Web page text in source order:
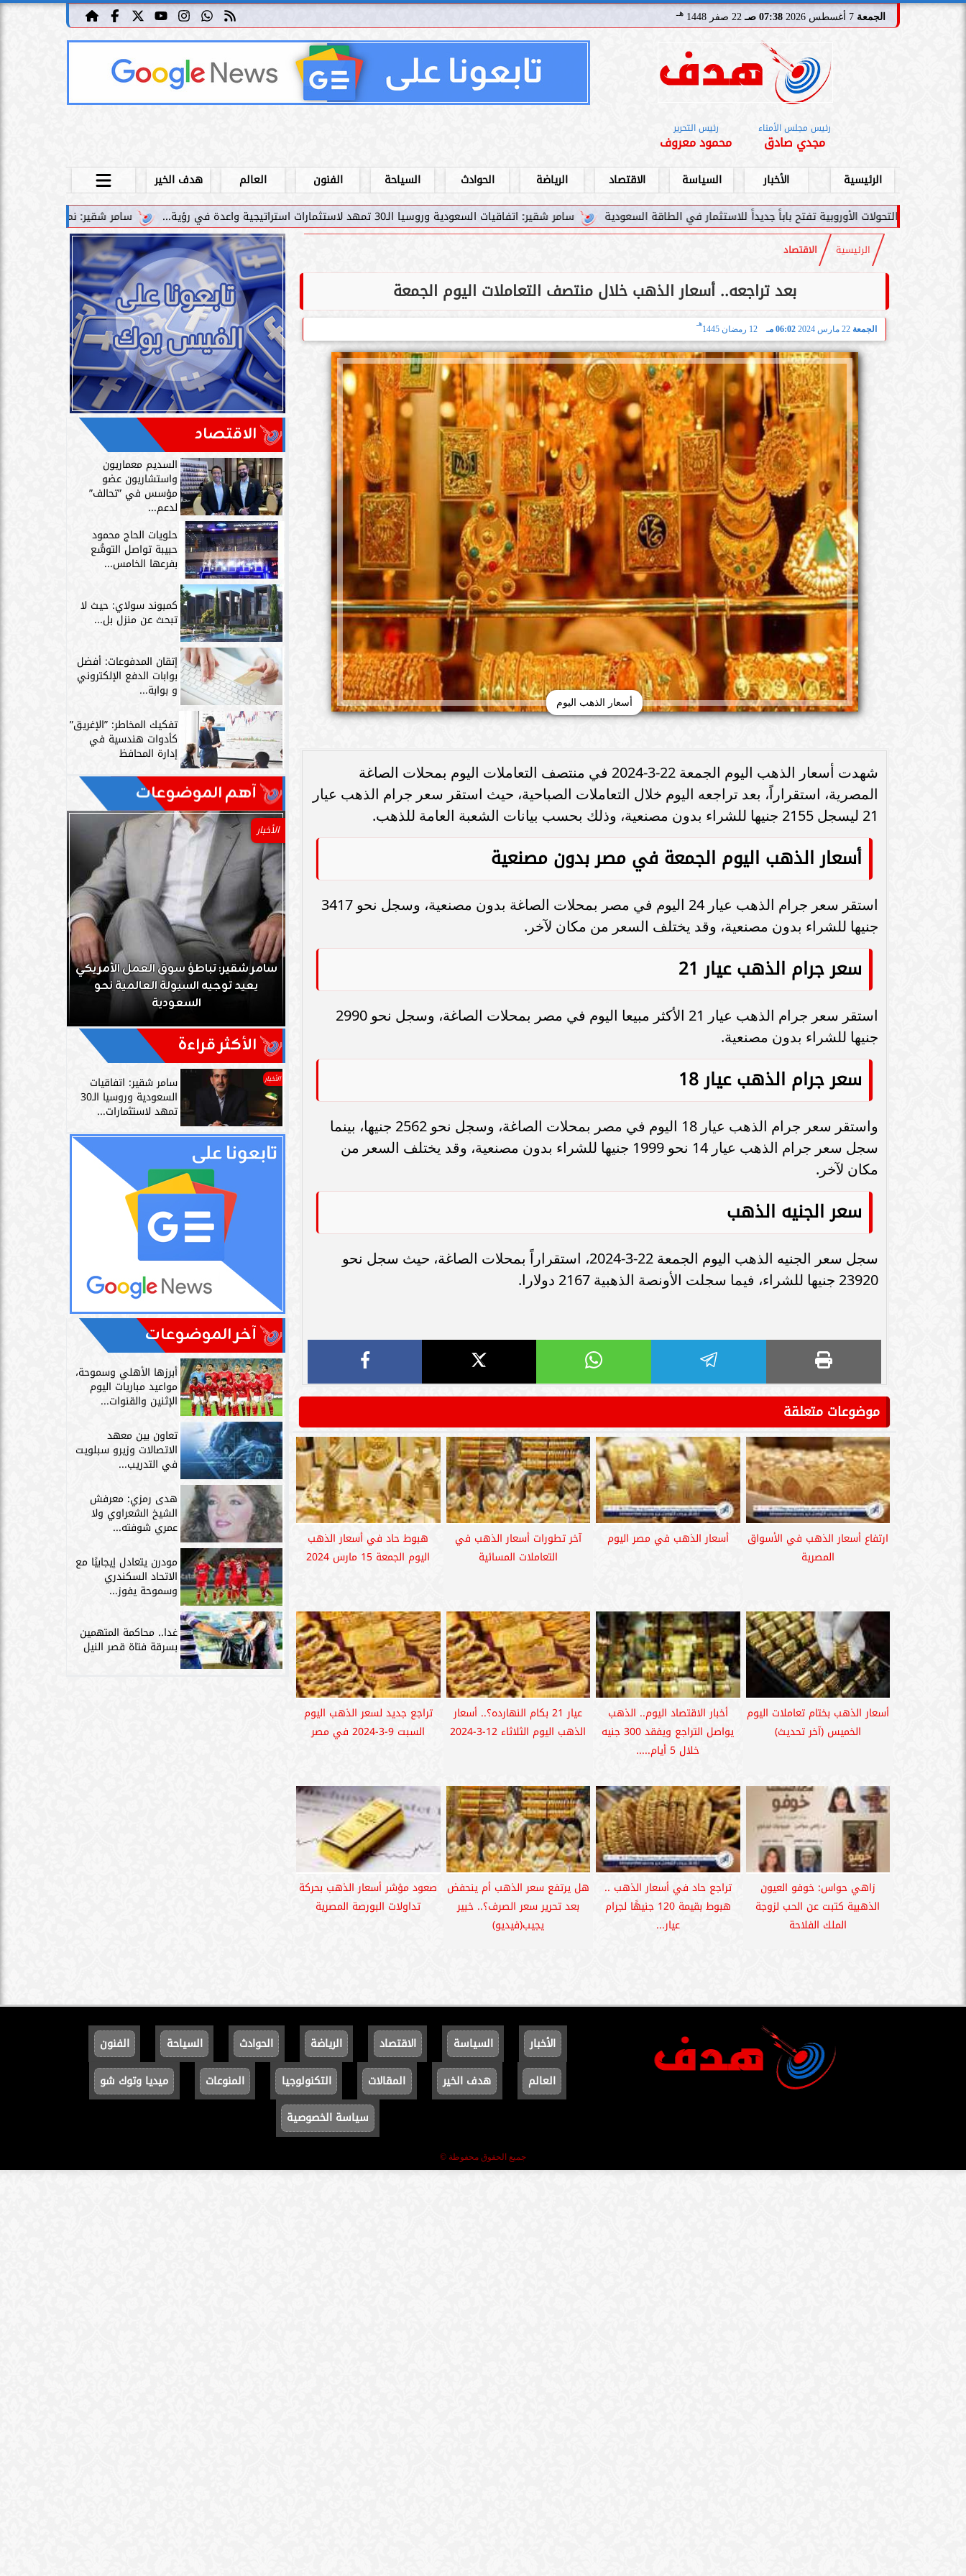
الجمعة 07:38 صـ 22 صفر 1448 هـ
رئيس مجلس الأمناء
مجدي صادق
رئيس التحرير
محمود معروف
الرئيسية الأخبار السياسة الاقتصاد الرياضة الحوادث السياحة الفنون العالم
هدف الخير
سامر شقير: نمو صناديق الاستثمار الخاصة دليل حي
سامر شقير: اتفاقيات السعودية وروسيا الـ30 تمهد لاستثمارات استراتيجية واعدة في رؤية... الأوروبية تفتح باباً جديداً للاستثمار في الطاقة السعودية
الرئيسية الاقتصاد
بعد تراجعه.. أسعار الذهب خلال منتصف التعاملات اليوم الجمعة
الجمعة 22 مارس 2024 06:02 مـ 12 رمضان 1445
هـ
أسعار الذهب اليوم
شهدت أسعار الذهب اليوم الجمعة 22-3-2024 في منتصف التعاملات اليوم بمحلات الصاغة
المصرية، استقراراً، بعد تراجعه اليوم خلال التعاملات الصباحية، حيث استقر سعر جرام الذهب عيار
21 ليسجل 2155 جنيها للشراء بدون مصنعية، وذلك بحسب بيانات الشعبة العامة للذهب.
أسعار الذهب اليوم الجمعة في مصر بدون مصنعية
استقر سعر جرام الذهب عيار 24 اليوم في مصر بمحلات الصاغة بدون مصنعية، وسجل نحو 3417
جنيها للشراء بدون مصنعية، وقد يختلف السعر من مكان لآخر.
سعر جرام الذهب عيار 21
استقر سعر جرام الذهب عيار 21 الأكثر مبيعا اليوم في مصر بمحلات الصاغة، وسجل نحو 2990
جنيها للشراء بدون مصنعية.
سعر جرام الذهب عيار 18
واستقر سعر جرام الذهب عيار 18 اليوم في مصر بمحلات الصاغة، وسجل نحو 2562 جنيها، بينما
سجل سعر جرام الذهب عيار 14 نحو 1999 جنيها للشراء بدون مصنعية، وقد يختلف السعر من
مكان لآخر.
سعر الجنيه الذهب
سجل سعر الجنيه الذهب اليوم الجمعة 22-3-2024، استقراراً بمحلات الصاغة، حيث سجل نحو
23920 جنيها للشراء، فيما سجلت الأونصة الذهبية 2167 دولارا.
موضوعات متعلقة
ارتفاع أسعار الذهب في الأسواق
المصرية
أسعار الذهب في مصر اليوم
آخر تطورات أسعار الذهب في
التعاملات المسائية
هبوط حاد في أسعار الذهب
اليوم الجمعة 15 مارس 2024
أسعار الذهب بختام تعاملات اليوم
الخميس (آخر تحديث)
أخبار الاقتصاد اليوم.. الذهب
يواصل التراجع ويفقد 300 جنيه
خلال 5 أيام.....
عيار 21 بكام النهارده؟.. أسعار
الذهب اليوم الثلاثاء 12-3-2024
تراجع جديد لسعر الذهب اليوم
السبت 9-3-2024 في مصر
زاهي حواس: خوفو العيون
الذهبية كتبت عن الحب لزوجة
الملك الفلاحة
تراجع حاد في أسعار الذهب ..
هبوط بقيمة 120 جنيهًا لجرام
عيار...
هل يرتفع سعر الذهب أم ينحفض
بعد تحرير سعر الصرف؟.. خبير
يجيب(فيديو)
صعود مؤشر أسعار الذهب بحركة
تداولات البورصة المصرية
الاقتصاد
السديم معماريون
واستشاريون عضو
مؤسس في ”تحالف”
لدعم...
حلويات الحاج محمود
حبيبة تواصل التوسُّع
بفرعها الخامس...
كمبوند سولاي: حيث لا
تبحث عن منزل بل...
إتقان المدفوعات: أفضل
بوابات الدفع الإلكتروني
و بوابة...
تفكيك المخاطر: ”الإغريق”
كأدوات هندسية في
إدارة المحافظ
آهم الموضوعات
سامر شقير: اتفاقيات السعودية وروسيا
الـ30 تمهد لاستثمارات استراتيجية واعدة
سامر شقير: التحولات الأوروبية تفتح باباً
جديداً للاستثمار في الطاقة السعودية
السعودية يعكس متانة السيولة ويعزز
الأخبار
سامر شقير: تباطؤ سوق العمل الأمريكي
يعيد توجيه السيولة العالمية نحو
السعودية
الأكثر قراءة
الأخبار سامر شقير: اتفاقيات
السعودية وروسيا الـ30
تمهد لاستثمارات...
آخر الموضوعات
أبرزها الأهلي وسموحة،
مواعيد مباريات اليوم
الإثنين والقنوات...
تعاون بين معهد
الاتصالات وزيرو سبلويت
في التدريب...
هدى رمزي: معرفش
الشيخ الشعراوي ولا
عمري شوفته...
مودرن يتعادل إيجابيًا مع
الاتحاد السكندري
وسموحة يفوز...
غدا.. محاكمة المتهمين
بسرقة فتاة قصر النيل
الأخبار السياسة الاقتصاد الرياضة الحوادث السياحة
الفنون
العالم
هدف الخير المقالات التكنولوجيا المنوعات
ميديا وتوك شو
سياسة الخصوصية
جميع الحقوق محفوظة ©